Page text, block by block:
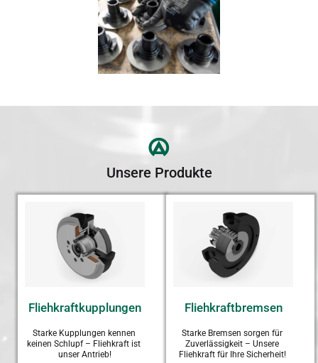
Unsere Produkte
Fliehkraftkupplungen
Starke Kupplungen kennen
keinen Schlupf – Fliehkraft ist
unser Antrieb!
Fliehkraftbremsen
Starke Bremsen sorgen für
Zuverlässigkeit – Unsere
Fliehkraft für Ihre Sicherheit!